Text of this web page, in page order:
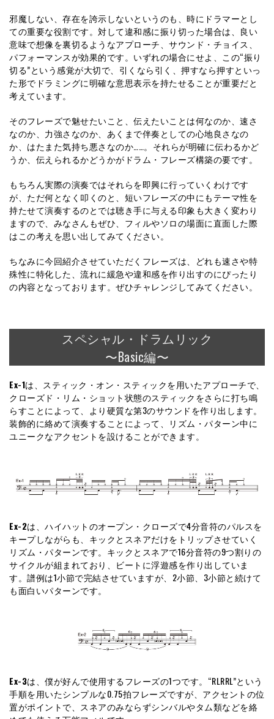
邪魔しない、存在を誇示しないというのも、時にドラマーとし
ての重要な役割です。対して違和感に振り切った場合は、良い
意味で想像を裏切るようなアプローチ、サウンド・チョイス、
パフォーマンスが効果的です。いずれの場合にせよ、この“振り
切る”という感覚が大切で、引くなら引く、押すなら押すといっ
た形でドラミングに明確な意思表示を持たせることが重要だと
考えています。
そのフレーズで魅せたいこと、伝えたいことは何なのか、速さ
なのか、力強さなのか、あくまで伴奏としての心地良さなの
か、はたまた気持ち悪さなのか……。それらが明確に伝わるかど
うか、伝えられるかどうかがドラム・フレーズ構築の要です。
もちろん実際の演奏ではそれらを即興に行っていくわけです
が、ただ何となく叩くのと、短いフレーズの中にもテーマ性を
持たせて演奏するのとでは聴き手に与える印象も大きく変わり
ますので、みなさんもぜひ、フィルやソロの場面に直面した際
はこの考えを思い出してみてください。
ちなみに今回紹介させていただくフレーズは、どれも速さや特
殊性に特化した、流れに緩急や違和感を作り出すのにぴったり
の内容となっております。ぜひチャレンジしてみてください。
スペシャル・ドラムリック
〜Basic編〜
Ex-1は、スティック・オン・スティックを用いたアプローチで、
クローズド・リム・ショット状態のスティックをさらに打ち鳴
らすことによって、より硬質な第3のサウンドを作り出します。
装飾的に絡めて演奏することによって、リズム・パターン中に
ユニークなアクセントを設けることができます。
Ex-2は、ハイハットのオープン・クローズで4分音符のパルスを
キープしながらも、キックとスネアだけをトリップさせていく
リズム・パターンです。キックとスネアで16分音符の9つ割りの
サイクルが組まれており、ビートに浮遊感を作り出していま
す。譜例は1小節で完結させていますが、2小節、3小節と続けて
も面白いパターンです。
Ex-3は、僕が好んで使用するフレーズの1つです。“RLRRL”という
手順を用いたシンプルな0.75拍フレーズですが、アクセントの位
置がポイントで、スネアのみならずシンバルやタム類などを絡